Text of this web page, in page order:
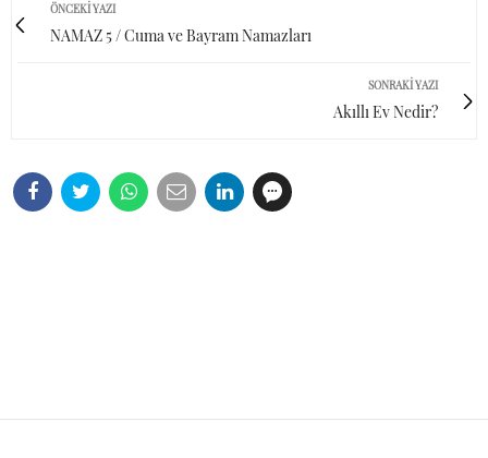
ÖNCEKI YAZI
NAMAZ 5 / Cuma ve Bayram Namazları
SONRAKI YAZI
Akıllı Ev Nedir?